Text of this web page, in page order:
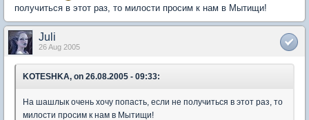
получиться в этот раз, то милости просим к нам в Мытищи!
Juli
26 Aug 2005
KOTESHKA, on 26.08.2005 - 09:33:
На шашлык очень хочу попасть, если не получиться в этот раз, то
милости просим к нам в Мытищи!